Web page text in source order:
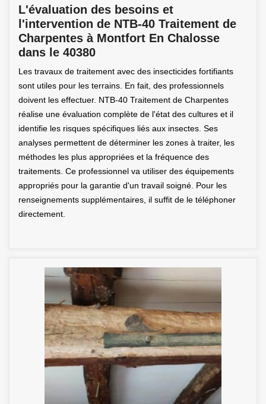
L'évaluation des besoins et
l'intervention de NTB-40 Traitement de
Charpentes à Montfort En Chalosse
dans le 40380
Les travaux de traitement avec des insecticides fortifiants
sont utiles pour les terrains. En fait, des professionnels
doivent les effectuer. NTB-40 Traitement de Charpentes
réalise une évaluation complète de l'état des cultures et il
identifie les risques spécifiques liés aux insectes. Ses
analyses permettent de déterminer les zones à traiter, les
méthodes les plus appropriées et la fréquence des
traitements. Ce professionnel va utiliser des équipements
appropriés pour la garantie d'un travail soigné. Pour les
renseignements supplémentaires, il suffit de le téléphoner
directement.